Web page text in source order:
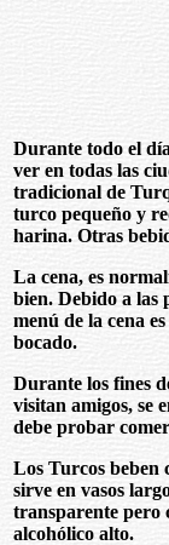
Durante todo el
ver en todas las
tradicional de
turco pequeño y
harina. Otras
La cena, es
bien. Debido a las
menú de la cena
bocado.
Durante los fines
visitan amigos, se
debe probar
Los Turcos beben
sirve en vasos
transparente pero
alcohólico alto.